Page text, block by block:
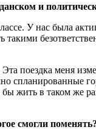
и
У нас была
поездка меня
спланированные
жить в таком же
смогли поменять?